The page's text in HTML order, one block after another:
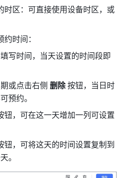
时区：可直接使用设备时区，或
时间：
写时间，当天设置的时间段即
或点击右侧 删除 按钮，当日时
预约。
钮，可在这一天增加一列可设置
钮，可将这天的时间设置复制到
。